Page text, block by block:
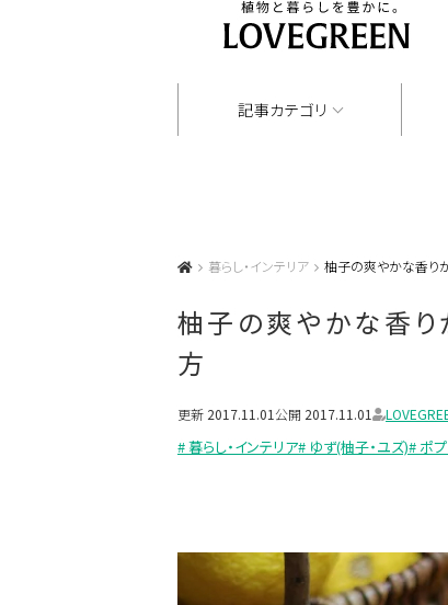
記事カテゴリ
暮らし・インテリア 柚子の爽やかな香り
柚子の爽やかな香り
方
更新 2017.11.01 公開 2017.11.01
# 暮らし・インテリア# ゆず(柚子・ユズ)# ポプ